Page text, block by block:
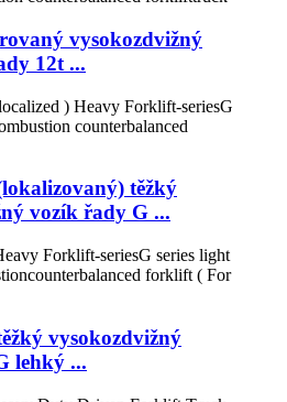
vysokozdvižný
12t ...
těžký
vozík řady G ...
vysokozdvižný
lehký ...